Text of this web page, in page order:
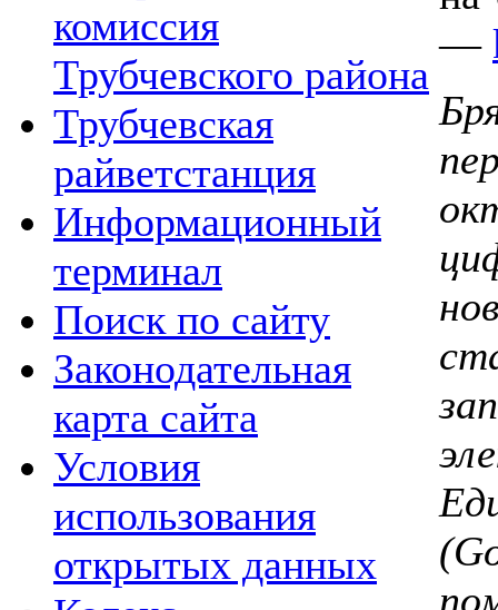
комиссия
Трубчевского района
Трубчевская
райветстанция
Информационный
терминал
Поиск по сайту
Законодательная
карта сайта
Условия
использования
открытых данных
—